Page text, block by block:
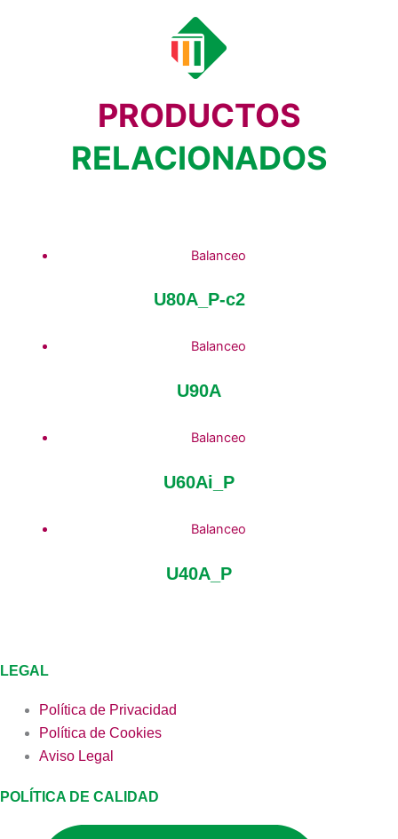
PRODUCTOS
RELACIONADOS
Balanceo
U80A_P-c2
Balanceo
U90A
Balanceo
U60Ai_P
Balanceo
U40A_P
LEGAL
Política de Privacidad
Política de Cookies
Aviso Legal
POLÍTICA DE CALIDAD